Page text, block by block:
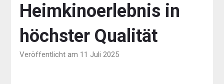
Heimkinoerlebnis in
höchster Qualität
Veröffentlicht am 11 Juli 2025